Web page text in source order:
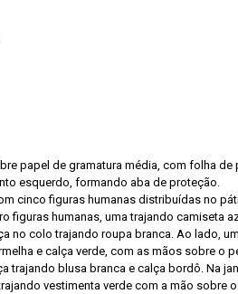
papel de gramatura média, com folha de
esquerdo, formando aba de proteção.
cinco figuras humanas distribuídas no
figuras humanas, uma trajando camiseta
no colo trajando roupa branca. Ao lado,
e calça verde, com as mãos sobre o
trajando blusa branca e calça bordô. Na
vestimenta verde com a mão sobre